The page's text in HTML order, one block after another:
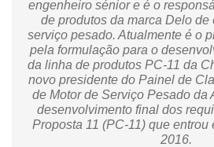
engenheiro sénior e é o
de produtos da marca Delo de
serviço pesado. Atualmente é o
pela formulação para o
da linha de produtos PC-11 da
novo presidente do Painel de
de Motor de Serviço Pesado da
desenvolvimento final dos
Proposta 11 (PC-11) que entrou
2016.